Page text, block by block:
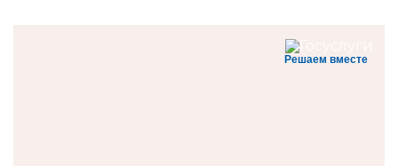
Решаем вместе